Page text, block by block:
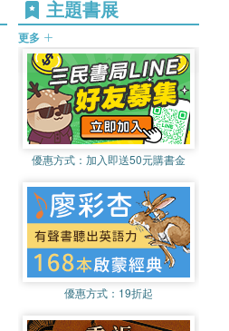
主題書展
更多
優惠方式： 加入即送50元購書金
優惠方式： 19折起